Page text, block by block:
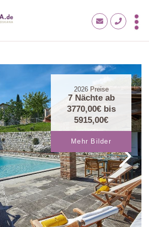
2026Preise
7 Nächte ab
3770,00€bis
5915,00€
Mehr Bilder